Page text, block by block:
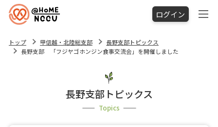
ログイン
トップ 甲信越・北陸総支部
長野支部トピックス
長野支部 「フジヤゴホンジン食事交流会」を開催しました
長野支部トピックス
Topics